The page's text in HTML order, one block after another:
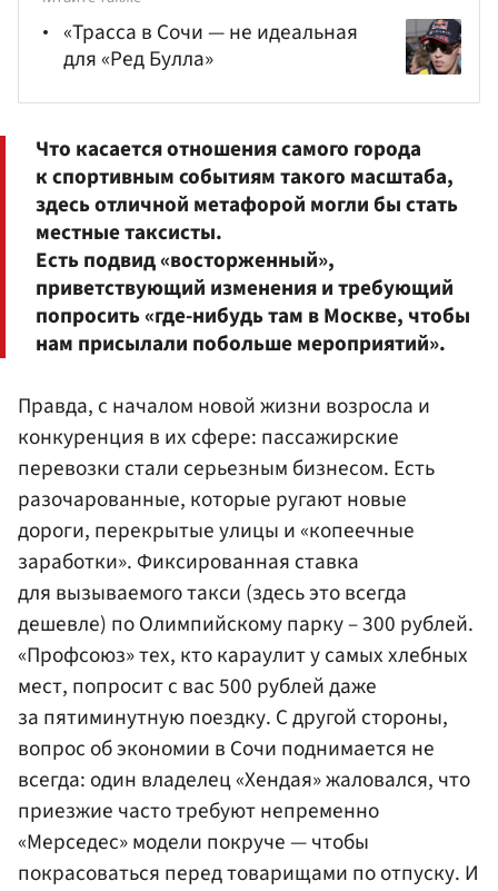
«Трасса в Сочи — не идеальная
для «Ред Булла»
Что касается отношения самого города
к спортивным событиям такого масштаба,
здесь отличной метафорой могли бы стать
местные таксисты.
Есть подвид «восторженный»,
приветствующий изменения и требующий
попросить «где-нибудь там в Москве, чтобы
нам присылали побольше мероприятий».
Правда, с началом новой жизни возросла и
конкуренция в их сфере: пассажирские
перевозки стали серьезным бизнесом. Есть
разочарованные, которые ругают новые
дороги, перекрытые улицы и «копеечные
заработки». Фиксированная ставка
для вызываемого такси (здесь это всегда
дешевле) по Олимпийскому парку – 300 рублей.
«Профсоюз» тех, кто караулит у самых хлебных
мест, попросит с вас 500 рублей даже
за пятиминутную поездку. С другой стороны,
вопрос об экономии в Сочи поднимается не
всегда: один владелец «Хендая» жаловался, что
приезжие часто требуют непременно
«Мерседес» модели покруче — чтобы
покрасоваться перед товарищами по отпуску. И